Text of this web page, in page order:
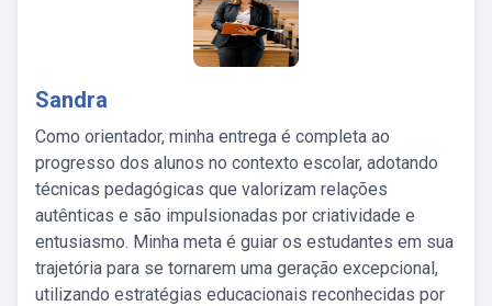
Sandra
Como orientador, minha entrega é completa ao
progresso dos alunos no contexto escolar, adotando
técnicas pedagógicas que valorizam relações
autênticas e são impulsionadas por criatividade e
entusiasmo. Minha meta é guiar os estudantes em sua
trajetória para se tornarem uma geração excepcional,
utilizando estratégias educacionais reconhecidas por